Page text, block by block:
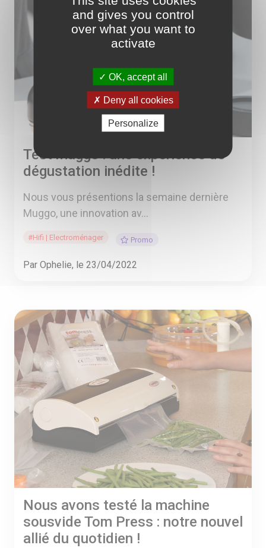
Test muggo : une expérience de
dégustation inédite !
Nous vous présentions la semaine dernière
Muggo, une innovation av...
#Hifi | Electroménager Promo
Par Ophelie, le 23/04/2022
Nous avons testé la machine
sousvide Tom Press : notre nouvel
allié du quotidien !
and gives you control
over what you want to
activate
OK, accept all
Deny all cookies
Personalize